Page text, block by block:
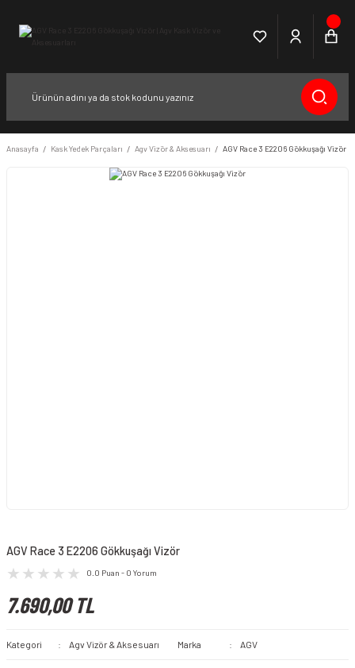
Anasayfa Kask Yedek Parçaları Agv Vizör & Aksesuarı AGV Race 3 E2206 Gökkuşağı Vizör
AGV Race 3 E2206 Gökkuşağı Vizör
0.0 Puan - 0 Yorum
7.690,00 TL
Kategori Agv Vizör & Aksesuarı Marka AGV